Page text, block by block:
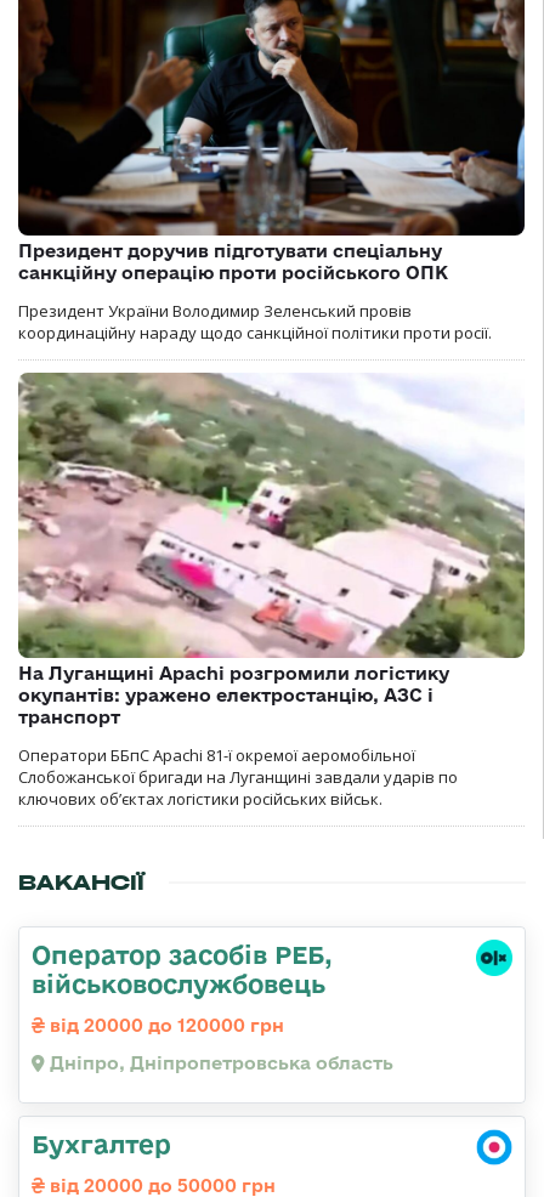
Президент доручив підготувати спеціальну
санкційну операцію проти російського ОПК
Президент України Володимир Зеленський провів
координаційну нараду щодо санкційної політики проти росії.
На Луганщині Apachi розгромили логістику
окупантів: уражено електростанцію, АЗС і
транспорт
Оператори ББпС Apachi 81-ї окремої аеромобільної
Слобожанської бригади на Луганщині завдали ударів по
ключових об’єктах логістики російських військ.
ВАКАНСІЇ
Оператор засобів РЕБ,
військовослужбовець
від 20000 до 120000 грн
Дніпро, Дніпропетровська область
Бухгалтер
від 20000 до 50000 грн